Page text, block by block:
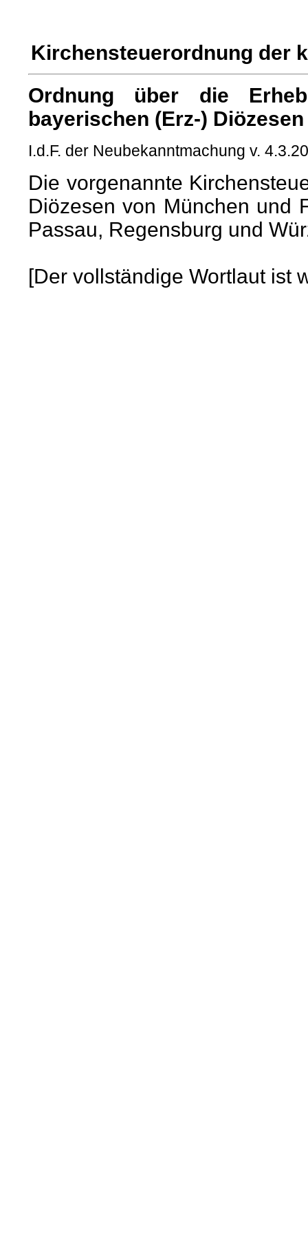
Kirchensteuerordnung der
Ordnung über die
bayerischen (Erz-)
I.d.F. der Neubekanntmachung v.
Die vorgenannte
Diözesen von München und
Passau, Regensburg und
[Der vollständige Wortlaut ist